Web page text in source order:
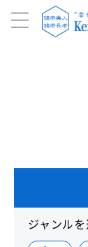
ジャンル